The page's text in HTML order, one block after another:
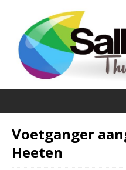
Voetganger
Heeten